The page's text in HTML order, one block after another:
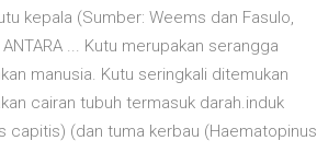
kepala (Sumber: Weems dan Fasulo,
ANTARA ... Kutu merupakan serangga
manusia. Kutu seringkali ditemukan
cairan tubuh termasuk darah.induk
capitis) (dan tuma kerbau (Haematopinus